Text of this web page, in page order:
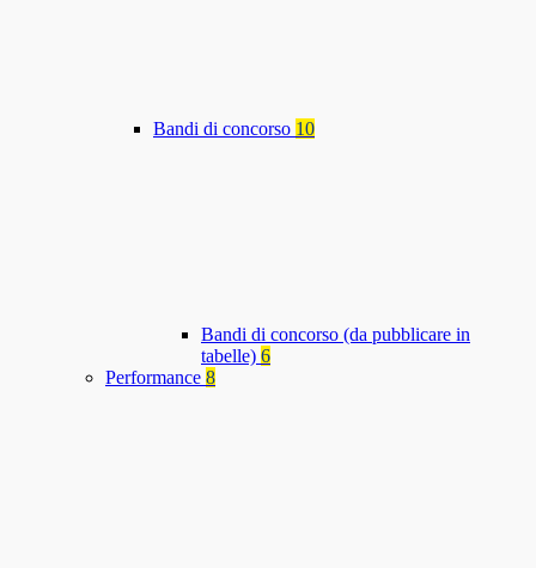
Bandi di concorso 10
Bandi di concorso (da pubblicare in
tabelle) 6
Performance 8